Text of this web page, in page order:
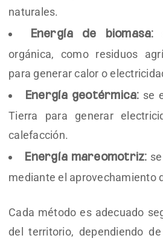
naturales.
Energía de biomasa:
orgánica, como residuos
para generar calor o
Energía geotérmica: se
Tierra para generar
calefacción.
Energía mareomotriz:
mediante el aprovechamiento
Cada método es adecuado
del territorio, dependiendo